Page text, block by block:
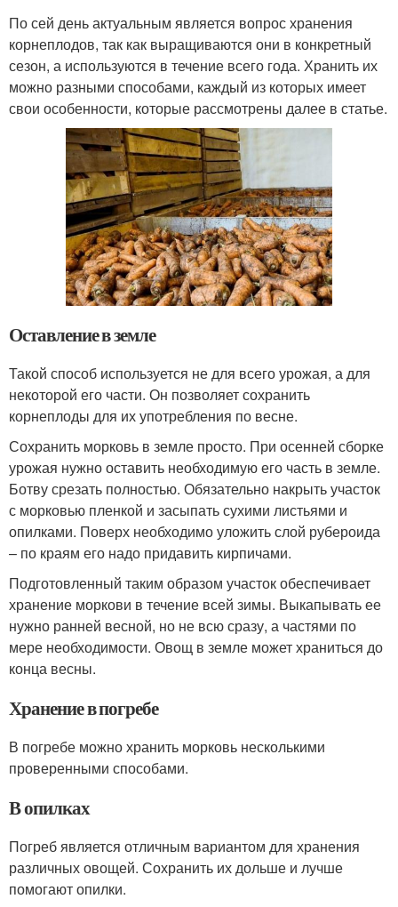
По сей день актуальным является вопрос хранения
корнеплодов, так как выращиваются они в конкретный
сезон, а используются в течение всего года. Хранить их
можно разными способами, каждый из которых имеет
свои особенности, которые рассмотрены далее в статье.
Оставление в земле
Такой способ используется не для всего урожая, а для
некоторой его части. Он позволяет сохранить
корнеплоды для их употребления по весне.
Сохранить морковь в земле просто. При осенней сборке
урожая нужно оставить необходимую его часть в земле.
Ботву срезать полностью. Обязательно накрыть участок
с морковью пленкой и засыпать сухими листьями и
опилками. Поверх необходимо уложить слой рубероида
– по краям его надо придавить кирпичами.
Подготовленный таким образом участок обеспечивает
хранение моркови в течение всей зимы. Выкапывать ее
нужно ранней весной, но не всю сразу, а частями по
мере необходимости. Овощ в земле может храниться до
конца весны.
Хранение в погребе
В погребе можно хранить морковь несколькими
проверенными способами.
В опилках
Погреб является отличным вариантом для хранения
различных овощей. Сохранить их дольше и лучше
помогают опилки.